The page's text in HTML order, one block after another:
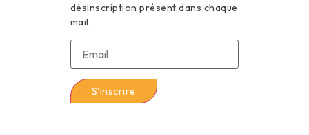
désinscription présent dans chaque
mail.